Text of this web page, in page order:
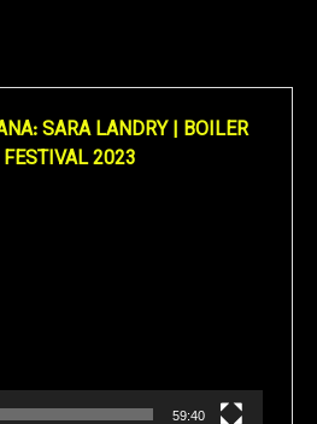
SARA LANDRY | BOILER
2023
59:40